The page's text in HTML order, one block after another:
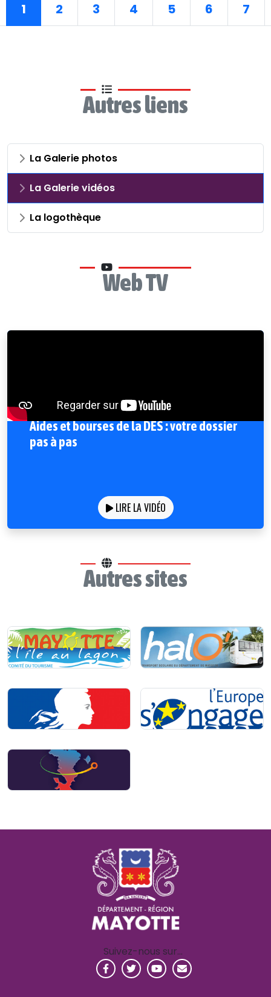
1 2 3 4 5 6 7
Autres liens
La Galerie photos
La Galerie vidéos
La logothèque
Web TV
Aides et bourses de la DES : votre dossier
pas à pas
LIRE LA VIDÉO
Autres sites
Suivez-nous sur…